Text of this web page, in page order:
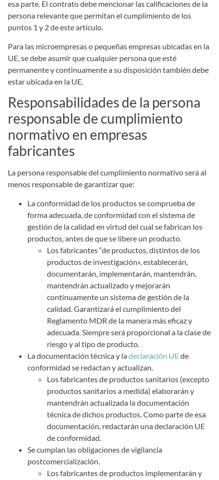
esa parte. El contrato debe mencionar las calificaciones de la
persona relevante que permitan el cumplimiento de los
puntos 1 y 2 de este artículo.
Para las microempresas o pequeñas empresas ubicadas en la
UE, se debe asumir que cualquier persona que esté
permanente y continuamente a su disposición también debe
estar ubicada en la UE.
Responsabilidades de la persona
responsable de cumplimiento
normativo en empresas
fabricantes
La persona responsable del cumplimiento normativo será al
menos responsable de garantizar que:
La conformidad de los productos se comprueba de
forma adecuada, de conformidad con el sistema de
gestión de la calidad en virtud del cual se fabrican los
productos, antes de que se libere un producto.
Los fabricantes “de productos, distintos de los
productos de investigación», establecerán,
documentarán, implementarán, mantendrán,
mantendrán actualizado y mejorarán
continuamente un sistema de gestión de la
calidad. Garantizará el cumplimiento del
Reglamento MDR de la manera más eficaz y
adecuada. Siempre será proporcional a la clase de
riesgo y al tipo de producto.
La documentación técnica y ladeclaración UEde
conformidad se redactan y actualizan.
Los fabricantes de productos sanitarios (excepto
productos sanitarios a medida) elaborarán y
mantendrán actualizada la documentación
técnica de dichos productos. Como parte de esa
documentación, redactarán una declaración UE
de conformidad.
Se cumplan las obligaciones de vigilancia
postcomercialización.
Los fabricantes de productos implementarán y